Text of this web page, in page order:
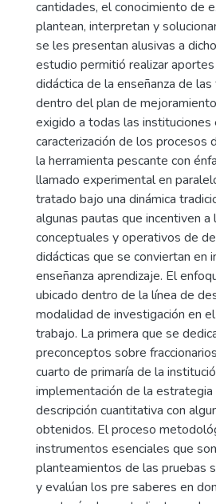
cantidades, el conocimiento de
plantean, interpretan y
se les presentan alusivas a
estudio permitió realizar
didáctica de la enseñanza de
dentro del plan de
exigido a todas las
caracterización de los procesos
la herramienta pescante con
llamado experimental en
tratado bajo una dinámica
algunas pautas que incentiven
conceptuales y operativos de
didácticas que se conviertan
enseñanza aprendizaje. El
ubicado dentro de la línea de
modalidad de investigación en
trabajo. La primera que se
preconceptos sobre
cuarto de primaría de la
implementación de la
descripción cuantitativa con
obtenidos. El proceso
instrumentos esenciales que
planteamientos de las pruebas
y evalúan los pre saberes en